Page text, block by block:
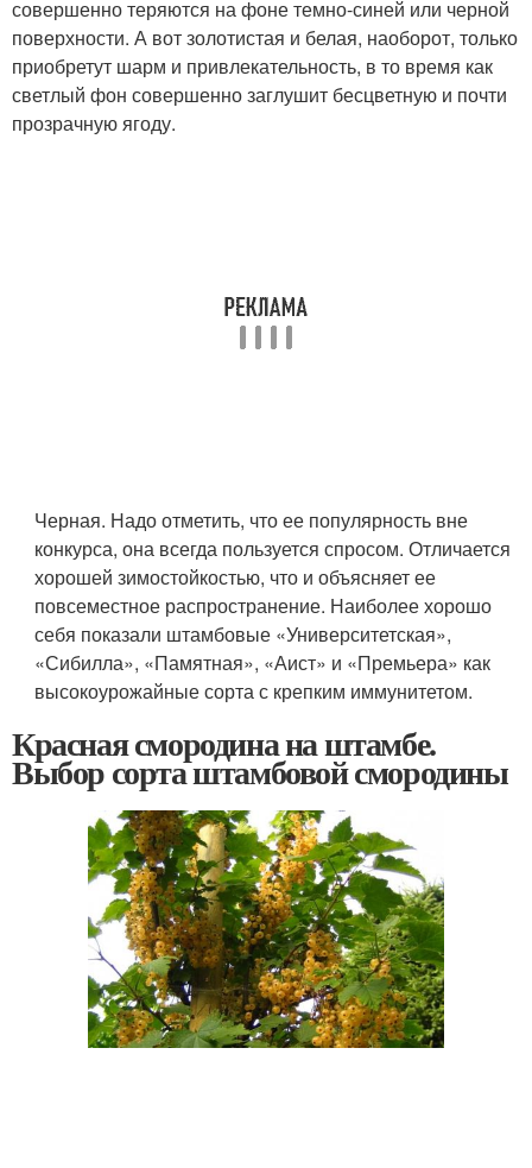
совершенно теряются на фоне темно-синей или черной
поверхности. А вот золотистая и белая, наоборот, только
приобретут шарм и привлекательность, в то время как
светлый фон совершенно заглушит бесцветную и почти
прозрачную ягоду.
Черная. Надо отметить, что ее популярность вне
конкурса, она всегда пользуется спросом. Отличается
хорошей зимостойкостью, что и объясняет ее
повсеместное распространение. Наиболее хорошо
себя показали штамбовые «Университетская»,
«Сибилла», «Памятная», «Аист» и «Премьера» как
высокоурожайные сорта с крепким иммунитетом.
Красная смородина на штамбе.
Выбор сорта штамбовой смородины